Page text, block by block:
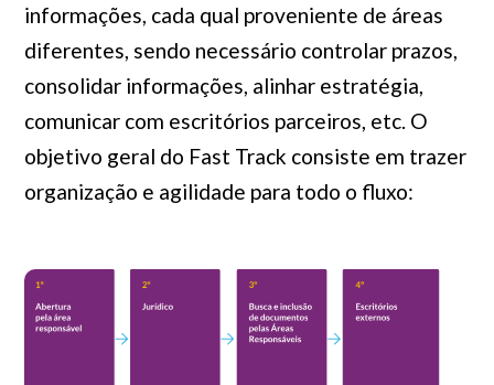
informações, cada qual proveniente de áreas
diferentes, sendo necessário controlar prazos,
consolidar informações, alinhar estratégia,
comunicar com escritórios parceiros, etc. O
objetivo geral do Fast Track consiste em trazer
organização e agilidade para todo o fluxo: